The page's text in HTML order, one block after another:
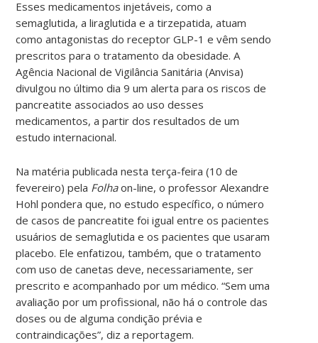
Esses medicamentos injetáveis, como a
semaglutida, a liraglutida e a tirzepatida, atuam
como antagonistas do receptor GLP-1 e vêm sendo
prescritos para o tratamento da obesidade. A
Agência Nacional de Vigilância Sanitária (Anvisa)
divulgou no último dia 9 um alerta para os riscos de
pancreatite associados ao uso desses
medicamentos, a partir dos resultados de um
estudo internacional.
Na matéria publicada nesta terça-feira (10 de
fevereiro) pela Folhaon-line, o professor Alexandre
Hohl pondera que, no estudo específico, o número
de casos de pancreatite foi igual entre os pacientes
usuários de semaglutida e os pacientes que usaram
placebo. Ele enfatizou, também, que o tratamento
com uso de canetas deve, necessariamente, ser
prescrito e acompanhado por um médico. “Sem uma
avaliação por um profissional, não há o controle das
doses ou de alguma condição prévia e
contraindicações”, diz a reportagem.